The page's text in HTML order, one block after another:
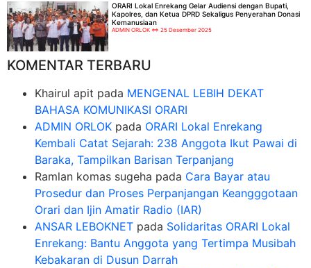
ORARI Lokal Enrekang Gelar Audiensi dengan Bupati,
Kapolres, dan Ketua DPRD Sekaligus Penyerahan Donasi
Kemanusiaan
ADMIN ORLOK 25 Desember 2025
KOMENTAR TERBARU
Khairul apit pada MENGENAL LEBIH DEKAT
BAHASA KOMUNIKASI ORARI
ADMIN ORLOK pada ORARI Lokal Enrekang
Kembali Catat Sejarah: 238 Anggota Ikut Pawai di
Baraka, Tampilkan Barisan Terpanjang
Ramlan komas sugeha pada Cara Bayar atau
Prosedur dan Proses Perpanjangan Keangggotaan
Orari dan Ijin Amatir Radio (IAR)
ANSAR LEBOKNET pada Solidaritas ORARI Lokal
Enrekang: Bantu Anggota yang Tertimpa Musibah
Kebakaran di Dusun Darrah